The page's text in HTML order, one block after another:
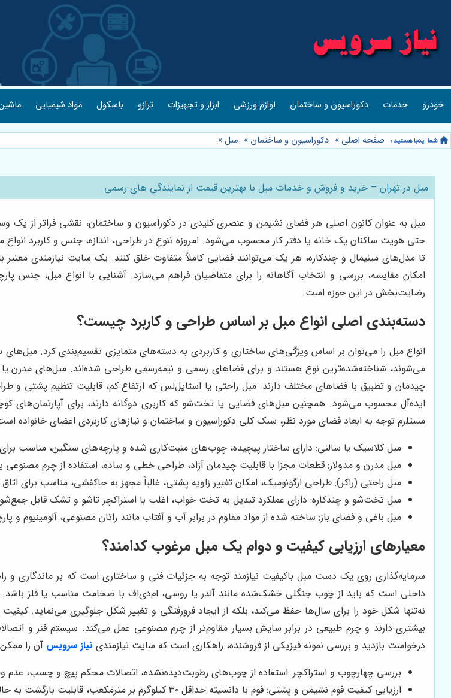
خودرو خدمات دکوراسیون و ساختمان لوازم ورزشی ابزار و تجهیزات ترازو باسکول مواد شیمیایی
صفحه اصلی » دکوراسیون و ساختمان » مبل»
مبل در تهران – خرید و فروش و خدمات مبل با بهترین قیمت از نمایندگی های رسمی
مبل به عنوان کانون اصلی هر فضای نشیمن و عنصری کلیدی در دکوراسیون و ساختمان، نقشی فراتر از یک
حتی هویت ساکنان یک خانه یا دفتر کار محسوب می‌شود. امروزه تنوع در طراحی، اندازه، جنس و کاربرد
تا مدل‌های مینیمال و چندکاره، هر یک می‌توانند فضایی کاملاً متفاوت خلق کنند. یک سایت نیازمندی
امکان مقایسه، بررسی و انتخاب آگاهانه را برای متقاضیان فراهم می‌سازد. آشنایی با انواع مبل،
رضایت‌بخش در این حوزه است.
دسته‌بندی اصلی انواع مبل بر اساس طراحی و کاربرد چیست؟
انواع مبل را می‌توان بر اساس ویژگی‌های ساختاری و کاربردی به دسته‌های متمایزی تقسیم‌بندی کرد.
می‌شوند، شناخته‌شده‌ترین نوع هستند و برای فضاهای رسمی و نیمه‌رسمی طراحی شده‌اند. مبل‌های مدرن یا
چیدمان و تطبیق با فضاهای مختلف دارند. مبل راحتی یا استایل‌لس که ارتفاع کم، قابلیت تنظیم
ایده‌آل محسوب می‌شود. همچنین مبل‌های فضایی یا تخت‌شو که کاربری دوگانه دارند، برای آپارتمان‌های
مستلزم توجه به ابعاد فضای مورد نظر، سبک کلی دکوراسیون و ساختمان و نیازهای کاربردی اعضای خانواده
مبل کلاسیک یا سالنی: دارای ساختار پیچیده، چوب‌های منبت‌کاری شده و پارچه‌های سنگین، مناسب
مبل مدرن و مدولار: قطعات مجزا با قابلیت چیدمان آزاد، طراحی خطی و ساده، استفاده از چرم مصنوعی
مبل راحتی (راکر): طراحی ارگونومیک، امکان تغییر زاویه پشتی، غالباً مجهز به جاکفشی، مناسب برای
مبل تخت‌شو و چندکاره: دارای عملکرد تبدیل به تخت خواب، اغلب با استراکچر تاشو و تشک قابل
مبل باغی و فضای باز: ساخته شده از مواد مقاوم در برابر آب و آفتاب مانند راتان مصنوعی، آلومینیوم
معیارهای ارزیابی کیفیت و دوام یک مبل مرغوب کدامند؟
سرمایه‌گذاری روی یک دست مبل باکیفیت نیازمند توجه به جزئیات فنی و ساختاری است که بر ماندگاری و
داخلی است که باید از چوب جنگلی خشک‌شده مانند آلدر یا روسی، ام‌دی‌اف با ضخامت مناسب یا فلز باشد.
نه‌تنها شکل خود را برای سال‌ها حفظ می‌کند، بلکه از ایجاد فرورفتگی و تغییر شکل جلوگیری می‌نماید.
بیشتری دارند و چرم طبیعی در برابر سایش بسیار مقاوم‌تر از چرم مصنوعی عمل می‌کند. سیستم فنر و
درخواست بازدید و بررسی نمونه فیزیکی از فروشنده، راهکاری است که سایت نیازمندی نیاز سرویس آن را
بررسی چهارچوب و استراکچر: استفاده از چوب‌های رطوبت‌دیده‌نشده، اتصالات محکم پیچ و چسب، عدم
ارزیابی کیفیت فوم نشیمن و پشتی: فوم با دانسیته حداقل ۳۰ کیلوگرم بر مترمکعب، قابلیت بازگشت به حالت اولیه پس از فشار.